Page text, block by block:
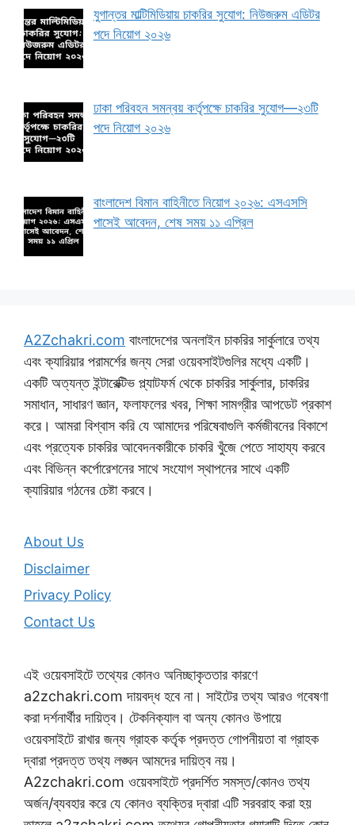
যুগান্তর মাল্টিমিডিয়ায় চাকরির সুযোগ: নিউজরুম এডিটর
পদে নিয়োগ ২০২৬
ঢাকা পরিবহন সমন্বয় কর্তৃপক্ষে চাকরির সুযোগ—২৩টি
পদে নিয়োগ ২০২৬
বাংলাদেশ বিমান বাহিনীতে নিয়োগ ২০২৬: এসএসসি
পাসেই আবেদন, শেষ সময় ১১ এপ্রিল
A2Zchakri.com বাংলাদেশের অনলাইন চাকরির সার্কুলারে তথ্য
এবং ক্যারিয়ার পরামর্শের জন্য সেরা ওয়েবসাইটগুলির মধ্যে একটি।
একটি অত্যন্ত ইন্টারেক্টিভ প্ল্যাটফর্ম থেকে চাকরির সার্কুলার, চাকরির
সমাধান, সাধারণ জ্ঞান, ফলাফলের খবর, শিক্ষা সামগ্রীর আপডেট প্রকাশ
করে। আমরা বিশ্বাস করি যে আমাদের পরিষেবাগুলি কর্মজীবনের বিকাশে
এবং প্রত্যেক চাকরির আবেদনকারীকে চাকরি খুঁজে পেতে সাহায্য করবে
এবং বিভিন্ন কর্পোরেশনের সাথে সংযোগ স্থাপনের সাথে একটি
ক্যারিয়ার গঠনের চেষ্টা করবে।
About Us
Disclaimer
Privacy Policy
Contact Us
এই ওয়েবসাইটে তথ্যের কোনও অনিচ্ছাকৃততার কারণে
a2zchakri.com দায়বদ্ধ হবে না। সাইটের তথ্য আরও গবেষণা
করা দর্শনার্থীর দায়িত্ব। টেকনিক্যাল বা অন্য কোনও উপায়ে
ওয়েবসাইটে রাখার জন্য গ্রাহক কর্তৃক প্রদত্ত গোপনীয়তা বা গ্রাহক
দ্বারা প্রদত্ত তথ্য লঙ্ঘন আমদের দায়িত্ব নয়।
A2zchakri.com ওয়েবসাইটে প্রদর্শিত সমস্ত/কোনও তথ্য
অর্জন/ব্যবহার করে যে কোনও ব্যক্তির দ্বারা এটি সরবরাহ করা হয়